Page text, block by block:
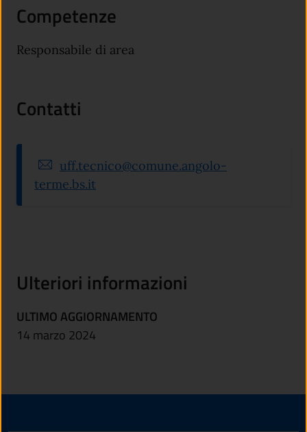
Competenze
Responsabile di area
Contatti
uff.tecnico@comune.angolo-
terme.bs.it
Ulteriori informazioni
ULTIMO AGGIORNAMENTO
14 marzo 2024